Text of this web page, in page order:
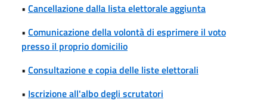
• Cancellazione dalla lista elettorale aggiunta
• Comunicazione della volontà di esprimere il voto
presso il proprio domicilio
• Consultazione e copia delle liste elettorali
• Iscrizione all'albo degli scrutatori